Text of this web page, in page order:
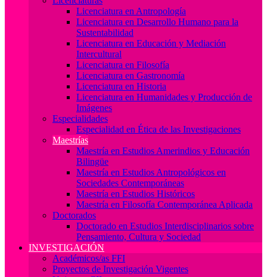
Licenciatura en Antropología
Licenciatura en Desarrollo Humano para la
Sustentabilidad
Licenciatura en Educación y Mediación
Intercultural
Licenciatura en Filosofía
Licenciatura en Gastronomía
Licenciatura en Historia
Licenciatura en Humanidades y Producción de
Imágenes
Especialidades
Especialidad en Ética de las Investigaciones
Maestrías
Maestría en Estudios Amerindios y Educación
Bilingüe
Maestría en Estudios Antropológicos en
Sociedades Contemporáneas
Maestría en Estudios Históricos
Maestría en Filosofía Contemporánea Aplicada
Doctorados
Doctorado en Estudios Interdisciplinarios sobre
Pensamiento, Cultura y Sociedad
INVESTIGACIÓN
Académicos/as FFI
Proyectos de Investigación Vigentes